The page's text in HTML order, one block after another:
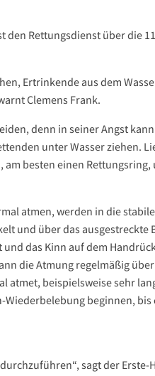
den Rettungsdienst über die
Ertrinkende aus dem
Clemens Frank.
denn in seiner Angst
unter Wasser ziehen.
besten einen Rettungsring,
atmen, werden in die
und über das ausgestreckte
das Kinn auf dem
die Atmung regelmäßig
atmet, beispielsweise sehr
beginnen, bis
sagt der Erste-